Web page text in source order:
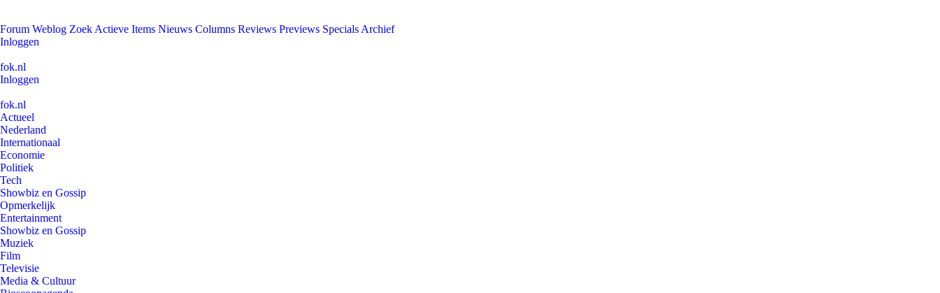
Forum Weblog Zoek Actieve Items Nieuws Columns Reviews Previews Specials Archief
Inloggen
fok.nl
Inloggen
fok.nl
Actueel
Nederland
Internationaal
Economie
Politiek
Tech
Showbiz en Gossip
Opmerkelijk
Entertainment
Showbiz en Gossip
Muziek
Film
Televisie
Media & Cultuur